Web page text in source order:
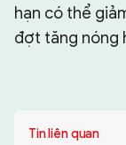
hạn có thể
đợt tăng nóng
Tin liên quan